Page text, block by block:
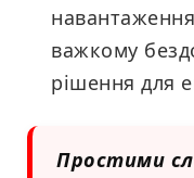
важкому
рішення для
Простими